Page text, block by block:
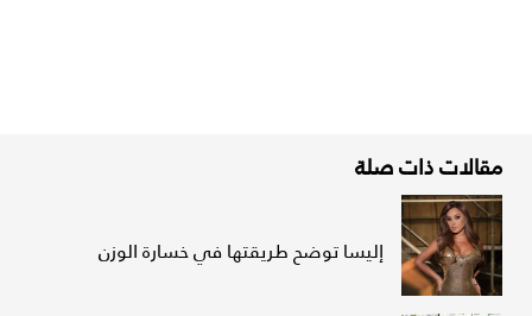
مقالات ذات صلة
إليسا توضح طريقتها في خسارة الوزن